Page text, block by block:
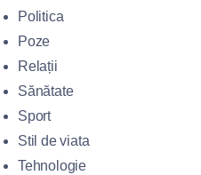
Politica
Poze
Relații
Sănătate
Sport
Stil de viata
Tehnologie